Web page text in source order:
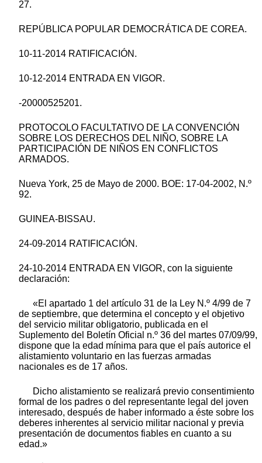
27.
REPÚBLICA POPULAR DEMOCRÁTICA DE COREA.
10-11-2014 RATIFICACIÓN.
10-12-2014 ENTRADA EN VIGOR.
-20000525201.
PROTOCOLO FACULTATIVO DE LA CONVENCIÓN
SOBRE LOS DERECHOS DEL NIÑO, SOBRE LA
PARTICIPACIÓN DE NIÑOS EN CONFLICTOS
ARMADOS.
Nueva York, 25 de Mayo de 2000. BOE: 17-04-2002, N.º
92.
GUINEA-BISSAU.
24-09-2014 RATIFICACIÓN.
24-10-2014 ENTRADA EN VIGOR, con la siguiente
declaración:
«El apartado 1 del artículo 31 de la Ley N.º 4/99 de 7
de septiembre, que determina el concepto y el objetivo
del servicio militar obligatorio, publicada en el
Suplemento del Boletín Oficial n.º 36 del martes 07/09/99,
dispone que la edad mínima para que el país autorice el
alistamiento voluntario en las fuerzas armadas
nacionales es de 17 años.
Dicho alistamiento se realizará previo consentimiento
formal de los padres o del representante legal del joven
interesado, después de haber informado a éste sobre los
deberes inherentes al servicio militar nacional y previa
presentación de documentos fiables en cuanto a su
edad.»